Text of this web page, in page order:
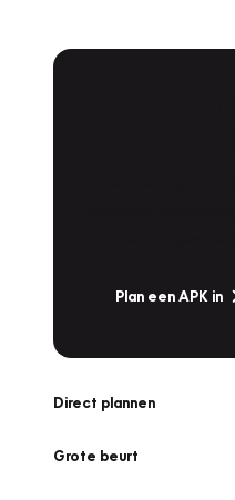
Plan een APK in
Direct plannen
Grote beurt